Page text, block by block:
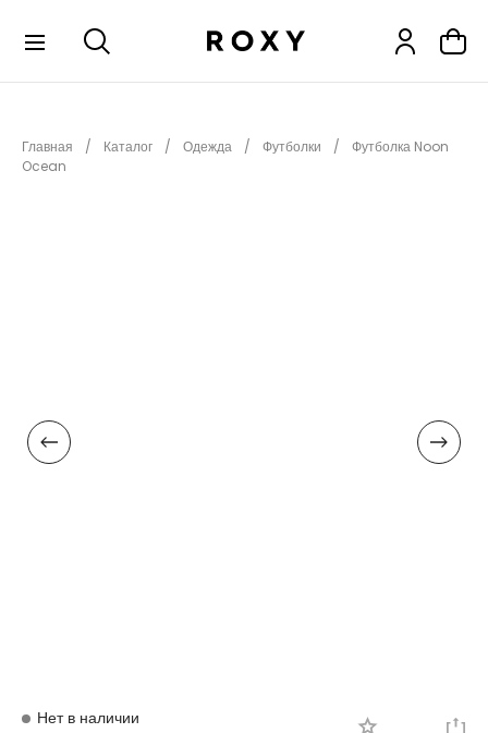
НОВИНКИ
АКСЕССУАРЫ
Главная Каталог Одежда Футболки
Футболка Noon
Ocean
Нет в наличии